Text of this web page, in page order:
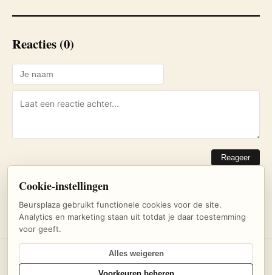
Reacties (0)
Reageer
Nog geen reacties. Wees de eerste!
© 2026 Beursplaza — Dagelijks beursnieuws en inzichten voor
Cookie-instellingen
Beursplaza gebruikt functionele cookies voor de site.
Analytics en marketing staan uit totdat je daar toestemming
voor geeft.
Alles weigeren